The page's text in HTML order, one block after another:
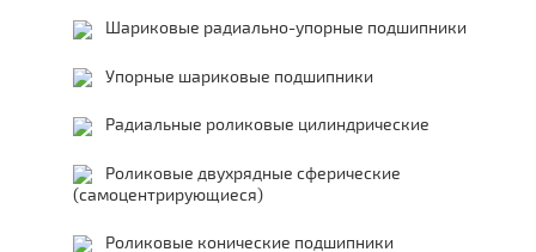
Шариковые радиально-упорные подшипники
Упорные шариковые подшипники
Радиальные роликовые цилиндрические
Роликовые двухрядные сферические
(самоцентрирующиеся)
Роликовые конические подшипники